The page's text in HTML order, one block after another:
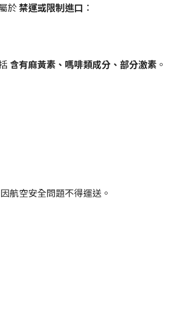
於禁運或限制進口 ：
含有麻黃素、嗎啡類成分、部分激素 。
因航空安全問題不得運送。